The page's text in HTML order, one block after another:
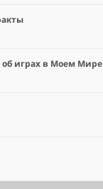
об играх в Моем Мире